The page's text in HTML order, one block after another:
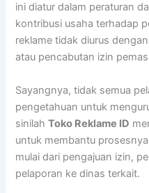
ini diatur dalam peraturan
kontribusi usaha terhadap
reklame tidak diurus
atau pencabutan izin
Sayangnya, tidak semua
pengetahuan untuk
sinilahToko Reklame ID
untuk membantu
mulai dari pengajuan izin,
pelaporan ke dinas terkait.